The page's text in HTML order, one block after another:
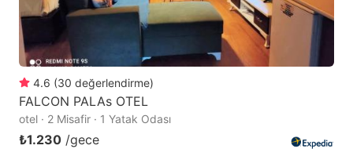
4.6 (30 değerlendirme)
FALCON PALAs OTEL
otel · 2 Misafir · 1 Yatak Odası
₺1.230 /gece